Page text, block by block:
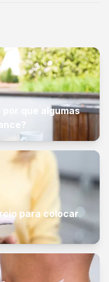
que algumas
para colocar